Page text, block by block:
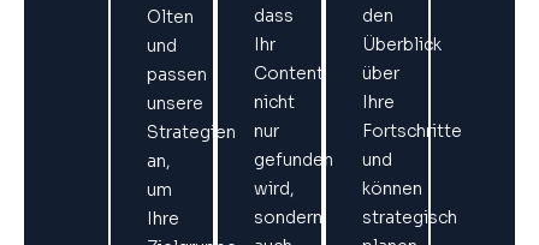
Olten
und
passen
unsere
Strategien
an,
um
Ihre
dass
Ihr
Content
nicht
nur
gefunden
wird,
sondern
den
Überblick
über
Ihre
Fortschritte
und
können
strategisch